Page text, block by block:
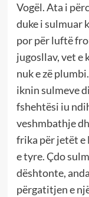
Vogël. Ata i
duke i sulmuar
por për luftë
jugosllav, vet e
nuk e zë
iknin sulmeve
fshehtësi iu
veshmbathje
frika për jetët e
e tyre. Çdo
dështonte,
përgatitjen e